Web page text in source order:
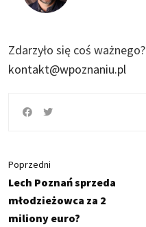
Zdarzyło się coś ważnego?
kontakt@wpoznaniu.pl
Poprzedni
Lech Poznań sprzeda
młodzieżowca za 2
miliony euro?